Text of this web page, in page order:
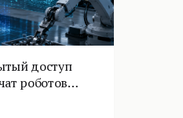
доступ
роботов